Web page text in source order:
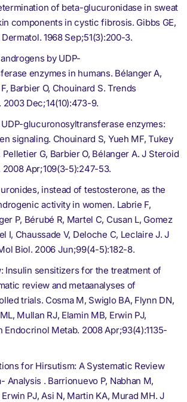
of beta-glucuronidase in sweat
components in cystic fibrosis. Gibbs GE,
1968 Sep;51(3):200-3.
by UDP-
enzymes in humans. Bélanger A,
Barbier O, Chouinard S. Trends
Dec;14(10):473-9.
glucuronosyltransferase enzymes:
signaling. Chouinard S, Yueh MF, Tukey
Pelletier G, Barbier O, Bélanger A. J Steroid
Apr;109(3-5):247-53.
instead of testosterone, as the
activity in women. Labrie F,
P, Bérubé R, Martel C, Cusan L, Gomez
I, Chaussade V, Deloche C, Leclaire J. J
Biol. 2006 Jun;99(4-5):182-8.
Insulin sensitizers for the treatment of
review and metaanalyses of
trials. Cosma M, Swiglo BA, Flynn DN,
Mullan RJ, Elamin MB, Erwin PJ,
Endocrinol Metab. 2008 Apr;93(4):1135-
for Hirsutism: A Systematic Review
Analysis . Barrionuevo P, Nabhan M,
Erwin PJ, Asi N, Martin KA, Murad MH. J